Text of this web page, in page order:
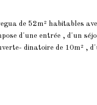
de 52m² habitables
d'une entrée , d'un
dinatoire de 10m² ,